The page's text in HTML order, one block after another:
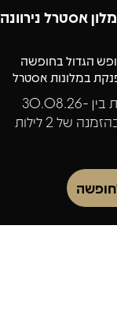
אסטרל נירוונה
הגדול בחופשה
במלונות אסטרל
תקף לחופשות בין 30.08.26-
01.09.26, בהזמנה של 2 לילות